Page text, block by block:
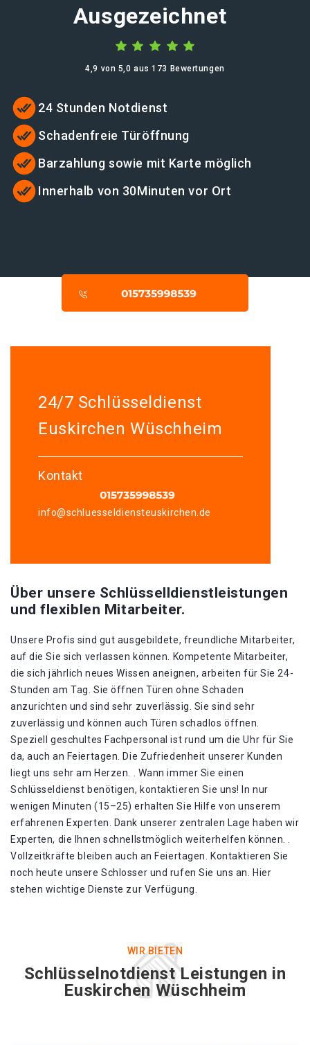
Ausgezeichnet
4,9 von 5,0 aus 173 Bewertungen
24 Stunden Notdienst
Schadenfreie Türöffnung
Barzahlung sowie mit Karte möglich
Innerhalb von 30Minuten vor Ort
24/7 Schlüsseldienst
Euskirchen Wüschheim
Kontakt
info@schluesseldiensteuskirchen.de
Über unsere Schlüsselldienstleistungen
und flexiblen Mitarbeiter.
Unsere Profis sind gut ausgebildete, freundliche Mitarbeiter,
auf die Sie sich verlassen können. Kompetente Mitarbeiter,
die sich jährlich neues Wissen aneignen, arbeiten für Sie 24-
Stunden am Tag. Sie öffnen Türen ohne Schaden
anzurichten und sind sehr zuverlässig. Sie sind sehr
zuverlässig und können auch Türen schadlos öffnen.
Speziell geschultes Fachpersonal ist rund um die Uhr für Sie
da, auch an Feiertagen. Die Zufriedenheit unserer Kunden
liegt uns sehr am Herzen. . Wann immer Sie einen
Schlüsseldienst benötigen, kontaktieren Sie uns! In nur
wenigen Minuten (15–25) erhalten Sie Hilfe von unserem
erfahrenen Experten. Dank unserer zentralen Lage haben wir
Experten, die Ihnen schnellstmöglich weiterhelfen können. .
Vollzeitkräfte bleiben auch an Feiertagen. Kontaktieren Sie
noch heute unsere Schlosser und rufen Sie uns an. Hier
stehen wichtige Dienste zur Verfügung.
WIR BIETEN
Schlüsselnotdienst Leistungen in
Euskirchen Wüschheim